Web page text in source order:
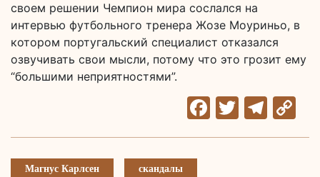
своем решении Чемпион мира сослался на
интервью футбольного тренера Жозе Моуриньо, в
котором португальский специалист отказался
озвучивать свои мысли, потому что это грозит ему
“большими неприятностями”.
Facebook
Twitter
Магнус Карлсен скандалы